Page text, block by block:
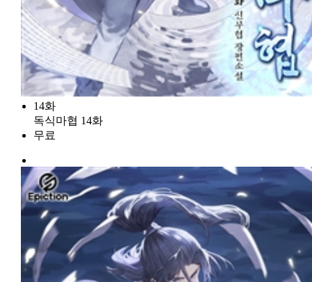
14화
독식마협 14화
무료